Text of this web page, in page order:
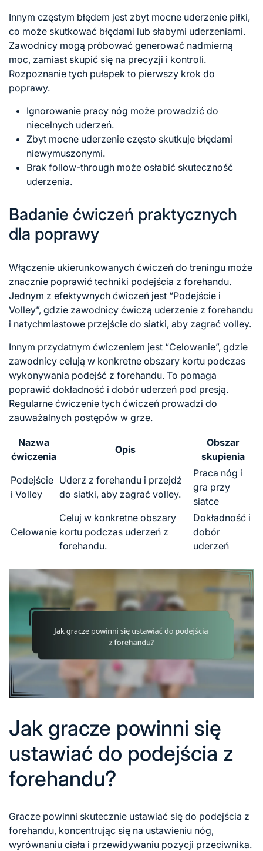
Innym częstym błędem jest zbyt mocne uderzenie piłki,
co może skutkować błędami lub słabymi uderzeniami.
Zawodnicy mogą próbować generować nadmierną
moc, zamiast skupić się na precyzji i kontroli.
Rozpoznanie tych pułapek to pierwszy krok do
poprawy.
Ignorowanie pracy nóg może prowadzić do
niecelnych uderzeń.
Zbyt mocne uderzenie często skutkuje błędami
niewymuszonymi.
Brak follow-through może osłabić skuteczność
uderzenia.
Badanie ćwiczeń praktycznych
dla poprawy
Włączenie ukierunkowanych ćwiczeń do treningu może
znacznie poprawić techniki podejścia z forehandu.
Jednym z efektywnych ćwiczeń jest “Podejście i
Volley”, gdzie zawodnicy ćwiczą uderzenie z forehandu
i natychmiastowe przejście do siatki, aby zagrać volley.
Innym przydatnym ćwiczeniem jest “Celowanie”, gdzie
zawodnicy celują w konkretne obszary kortu podczas
wykonywania podejść z forehandu. To pomaga
poprawić dokładność i dobór uderzeń pod presją.
Regularne ćwiczenie tych ćwiczeń prowadzi do
zauważalnych postępów w grze.
Nazwa
ćwiczenia
Opis
Obszar
skupienia
Podejście
i Volley
Uderz z forehandu i przejdź
do siatki, aby zagrać volley.
Praca nóg i
gra przy
siatce
Celowanie
Celuj w konkretne obszary
kortu podczas uderzeń z
forehandu.
Dokładność i
dobór
uderzeń
Jak gracze powinni się
ustawiać do podejścia z
forehandu?
Gracze powinni skutecznie ustawiać się do podejścia z
forehandu, koncentrując się na ustawieniu nóg,
wyrównaniu ciała i przewidywaniu pozycji przeciwnika.